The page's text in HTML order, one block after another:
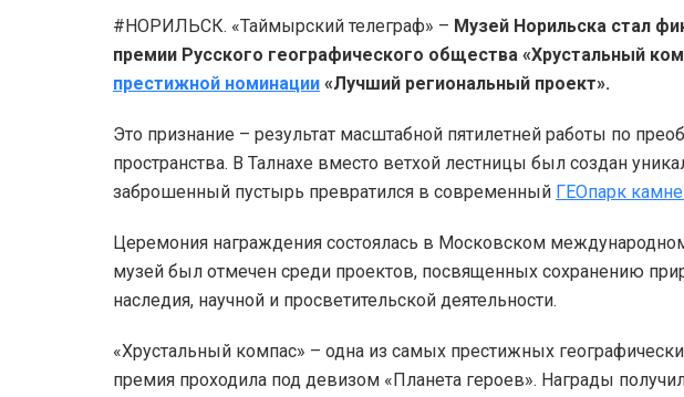
#НОРИЛЬСК. «Таймырский телеграф» – Музей Норильска стал
премии Русского географического общества «Хрустальный
престижной номинации «Лучший региональный проект».
Это признание – результат масштабной пятилетней работы по
пространства. В Талнахе вместо ветхой лестницы был создан
заброшенный пустырь превратился в современный ГЕОпарк
Церемония награждения состоялась в Московском
музей был отмечен среди проектов, посвященных сохранению
наследия, научной и просветительской деятельности.
«Хрустальный компас» – одна из самых престижных
премия проходила под девизом «Планета героев». Награды